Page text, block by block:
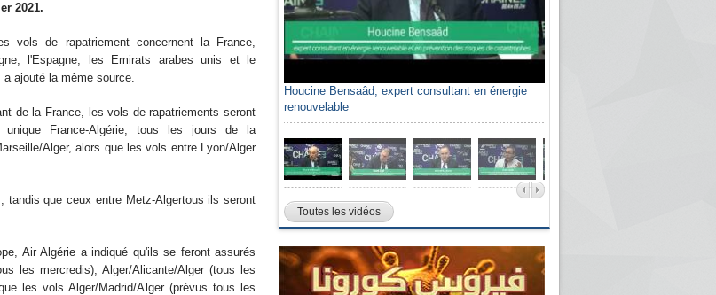
2021.
vols de rapatriement concernent la France,
l'Espagne, les Emirats arabes unis et le
a ajouté la même source.
de la France, les vols de rapatriements seront
France-Algérie, tous les jours de la
Alger, alors que les vols entre Lyon/Alger
tandis que ceux entre Metz-Algertous ils seront
Air Algérie a indiqué qu'ils se feront assurés
les mercredis), Alger/Alicante/Alger (tous les
les vols Alger/Madrid/Alger (prévus tous les
Houcine Bensaâd, expert consultant en énergie
renouvelable
Toutes les vidéos